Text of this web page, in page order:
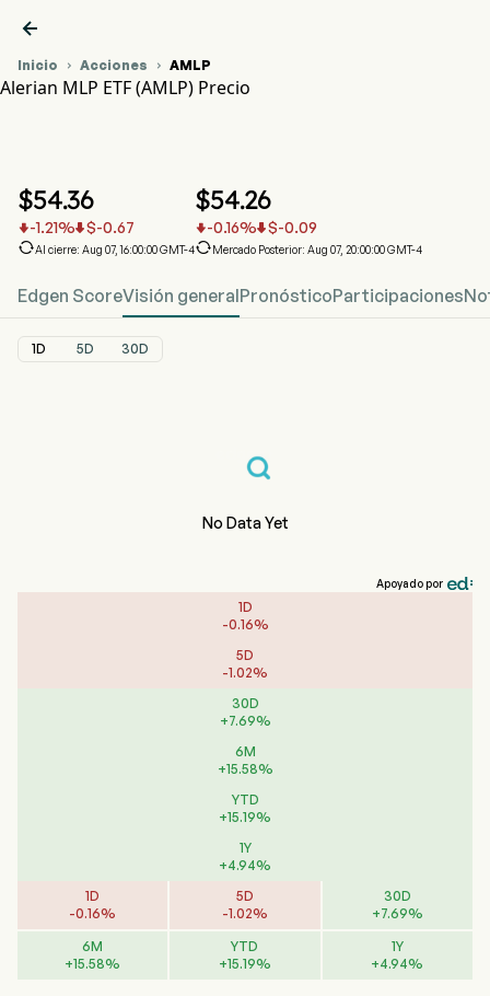

Inicio  Acciones  AMLP
Alerian MLP ETF (AMLP) Precio
$54.36
-1.21% $-0.67
Al cierre: Aug 07, 16:00:00 GMT-4
$54.26
-0.16% $-0.09
Mercado Posterior: Aug 07, 20:00:00 GMT-4
Edgen ScoreVisión generalPronósticoParticipaciones
1D 5D 30D
No Data Yet
Apoyado por
1D
-0.16%
5D
-1.02%
30D
+7.69%
6M
+15.58%
YTD
+15.19%
1Y
+4.94%
1D
-0.16%
5D
-1.02%
30D
+7.69%
6M
+15.58%
YTD
+15.19%
1Y
+4.94%